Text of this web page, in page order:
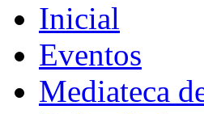
Inicial
Eventos
Mediateca